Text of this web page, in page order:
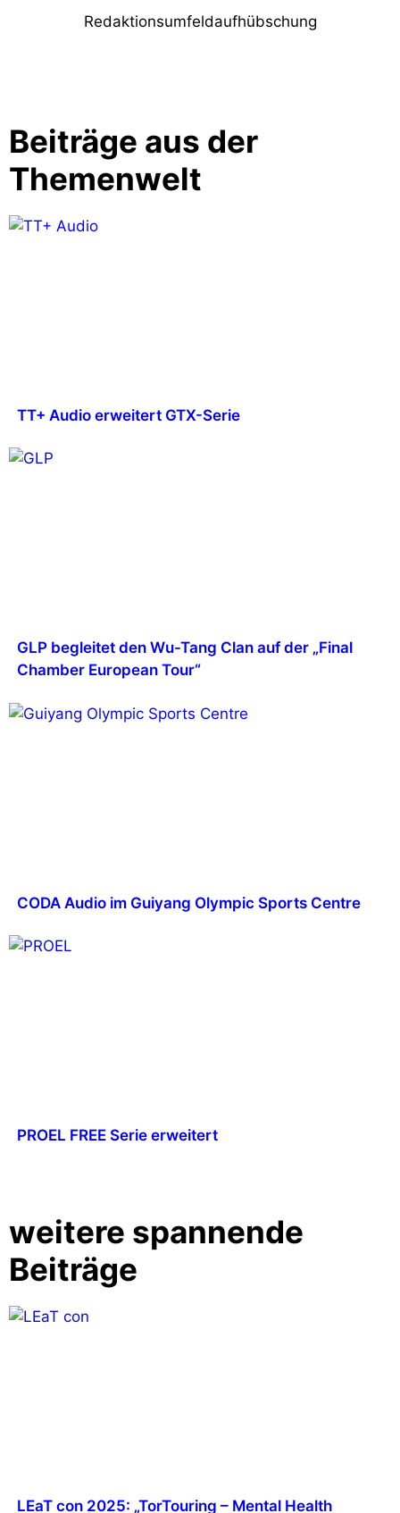
Redaktionsumfeldaufhübschung
Beiträge aus der
Themenwelt
TT+ Audio erweitert GTX-Serie
GLP begleitet den Wu-Tang Clan auf der „Final
Chamber European Tour“
CODA Audio im Guiyang Olympic Sports Centre
PROEL FREE Serie erweitert
weitere spannende
Beiträge
LEaT con 2025: „TorTouring – Mental Health